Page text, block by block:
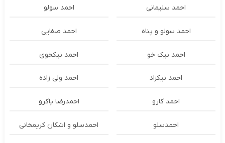
احمد سلیمانی احمد سولو
احمد سولو و پناه احمد صفایی
احمد نیک خو احمد نیکخوی
احمد نیکزاد احمد ولی زاده
احمد کارو احمدرضا پاکرو
احمدسلو احمدسلو و اشکان کریمخانی